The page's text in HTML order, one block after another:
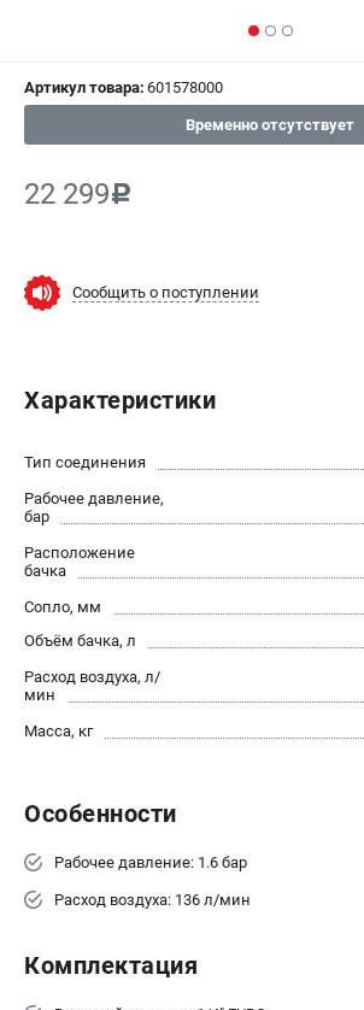
СЕРВИС
)
Сервисный центр
ИНФОРМАЦИЯ
Юридическим лицам
Контакты
Правила обмена и возврата
О компании
О бренде
Политика обработки персональных
Программа бонусов
Пользовательское соглашение
СЕТЕВОЙ ЭЛЕКТРОИНСТРУМЕНТ
Угловые шлифмашины (УШМ)
Дрели
Артикул товара: 601578000
Временно отсутствует
22 299c
Сообщить о поступлении
Характеристики
Тип соединения
Рабочее давление,
бар
Расположение
бачка
Сопло, мм
Объём бачка, л
Расход воздуха, л/
мин
Масса, кг
Особенности
Рабочее давление: 1.6 бар
Расход воздуха: 136 л/мин
Комплектация